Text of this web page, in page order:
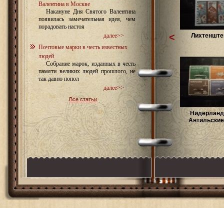
Валентина в Москве
Накануне Дня Святого Валентина
появилась замечательная идея, чем
порадовать настоя
далее>>
Почтовые марки в честь известных
людей
Собрание марок, изданных в честь
памяти великих людей прошлого, не
так давно попол
далее>>
Все статьи
Антильские
<